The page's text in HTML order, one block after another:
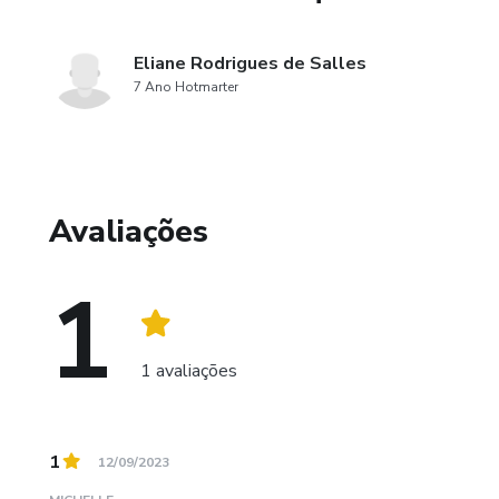
Eliane Rodrigues de Salles
7 Ano Hotmarter
Avaliações
1 1 avaliações
1 12/09/2023